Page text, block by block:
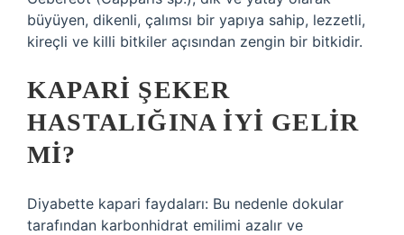
büyüyen, dikenli, çalımsı bir yapıya sahip, lezzetli,
kireçli ve killi bitkiler açısından zengin bir bitkidir.
KAPARI ŞEKER
HASTALIĞINA IYI GELIR
MI?
Diyabette kapari faydaları: Bu nedenle dokular
tarafından karbonhidrat emilimi azalır ve